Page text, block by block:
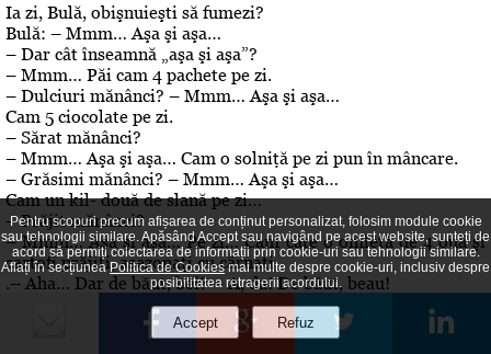
Ia zi, Bulă, obişnuieşti să fumezi?
Bulă: – Mmm… Aşa şi aşa…
– Dar cât înseamnă „aşa şi aşa”?
– Mmm… Păi cam 4 pachete pe zi.
– Dulciuri mănânci? – Mmm… Aşa şi aşa…
Cam 5 ciocolate pe zi.
– Sărat mănânci?
– Mmm… Aşa şi aşa… Cam o solniţă pe zi pun în mâncare.
– Grăsimi mănânci? – Mmm… Aşa şi aşa…
Cam un kil- două de slană pe zi…
– Prăjit mănânci?
– Mmm… Aşa şi aşa… Pe zi… Cam câte o omletă de 4 ouă şi
cartofi prăjiţi, asezonaţi cu cârnaţi
.– Aha… Dar de băut, bei? – A, da! De băut, beau!
Editorial
Pentru scopuri precum afișarea de conținut personalizat, folosim module cookie
sau tehnologii similare. Apăsând Accept sau navigând pe acest website, sunteți de
acord să permiți colectarea de informații prin cookie-uri sau tehnologii similare.
Aflați în secțiuneaPolitica de Cookiesmai multe despre cookie-uri, inclusiv despre
posibilitatea retragerii acordului.